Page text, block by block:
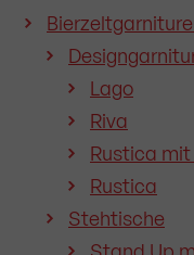
Lago
Riva
Rustica mit
Rustica
Stehtische